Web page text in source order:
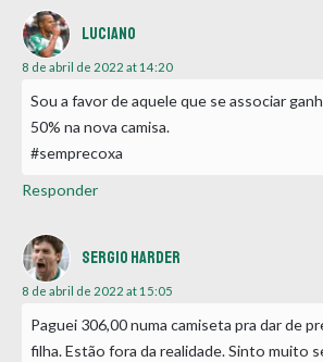
Luciano
8 de abril de 2022 at 14:20
Sou a favor de aquele que se associar
50% na nova camisa.
#semprecoxa
Responder
Sergio Harder
8 de abril de 2022 at 15:05
Paguei 306,00 numa camiseta pra dar de
filha. Estão fora da realidade. Sinto muito